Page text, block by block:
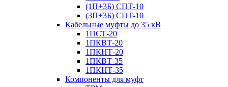
(1П+3Б) СПТ-10
(3П+3Б) СПТ-10
Кабельные муфты до 35 кВ
1ПСТ-20
1ПКВТ-20
1ПКНТ-20
1ПКВТ-35
1ПКНТ-35
Компоненты для муфт